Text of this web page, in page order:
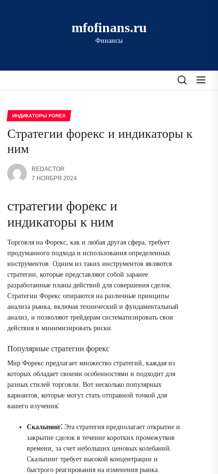
mfofinans.ru
Финансы
ИНДИКАТОРЫ FOREX
Стратегии форекс и индикаторы к
ним
REDACTOR
7 НОЯБРЯ 2024
стратегии форекс и
индикаторы к ним
Торговля на Форекс, как и любая другая сфера, требует
продуманного подхода и использования определенных
инструментов. Одним из таких инструментов являются
стратегии, которые представляют собой заранее
разработанные планы действий для совершения сделок.
Стратегии Форекс опираются на различные принципы
анализа рынка, включая технический и фундаментальный
анализ, и позволяют трейдерам систематизировать свои
действия и минимизировать риски.
Популярные стратегии форекс
Мир Форекс предлагает множество стратегий, каждая из
которых обладает своими особенностями и подходит для
разных стилей торговли. Вот несколько популярных
вариантов, которые могут стать отправной точкой для
вашего изучения⁚
Скальпинг⁚ Эта стратегия предполагает открытие и
закрытие сделок в течение коротких промежутков
времени, за счет небольших ценовых колебаний.
Скальпинг требует высокой концентрации и
быстрого реагирования на изменения рынка.